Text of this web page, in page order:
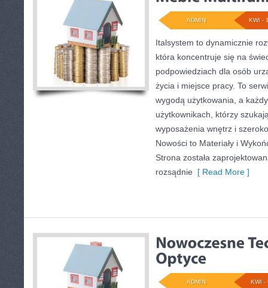
KWI -
ADMIN
Italsystem to dynamicznie
która koncentruje się na
podpowiedziach dla osób
życia i miejsce pracy. To
wygodą użytkowania, a
użytkownikach, którzy
wyposażenia wnętrz i
Nowości to Materiały i
Strona została
rozsądnie [ Read More ]
KWI -
ADMIN